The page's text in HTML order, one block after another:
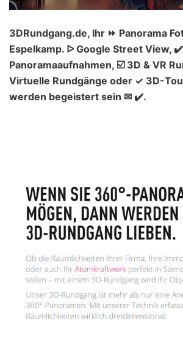
3DRundgang.de, Ihr ⏩ Panorama
Espelkamp. ᐅ Google Street View,
Panoramaaufnahmen, ☑️ 3D & VR
Virtuelle Rundgänge oder ✓ 3D-
werden begeistert sein ✉ ✔️.